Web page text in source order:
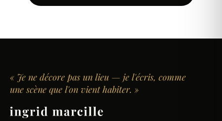
« Je ne décore pas un lieu — je l'écris, comme
une scène que l'on vient habiter. »